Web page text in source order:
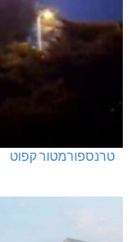
טרנספורמטור קפוט